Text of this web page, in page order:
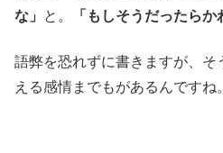
な」
と。 「もしそうだったらか
語弊を恐れずに書きますが、そ
える感情までもがあるんですね。